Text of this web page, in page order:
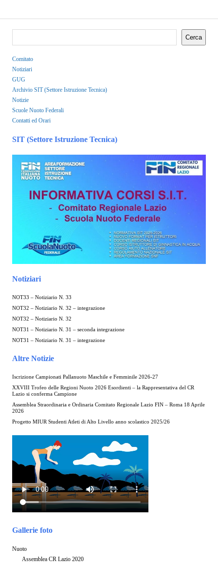
Cerca
Comitato
Notiziari
GUG
Archivio SIT (Settore Istruzione Tecnica)
Notizie
Scuole Nuoto Federali
Contatti ed Orari
SIT (Settore Istruzione Tecnica)
Notiziari
NOT33 – Notiziario N. 33
NOT32 – Notiziario N. 32 – integrazione
NOT32 – Notiziario N. 32
NOT31 – Notiziario N. 31 – seconda integrazione
NOT31 – Notiziario N. 31 – integrazione
Altre Notizie
Iscrizione Campionati Pallanuoto Maschile e Femminile 2026-27
XXVIII Trofeo delle Regioni Nuoto 2026 Esordienti – la Rappresentativa del CR
Lazio si conferma Campione
Assemblea Straordinaria e Ordinaria Comitato Regionale Lazio FIN – Roma 18 Aprile
2026
Progetto MIUR Studenti Atleti di Alto Livello anno scolastico 2025/26
Gallerie foto
Nuoto
Assemblea CR Lazio 2020